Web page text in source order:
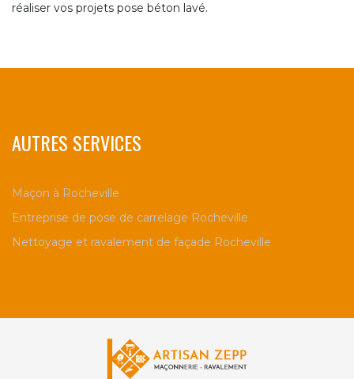
réaliser vos projets pose béton lavé.
AUTRES SERVICES
Maçon à Rocheville
Entreprise de pose de carrelage Rocheville
Nettoyage et ravalement de façade Rocheville